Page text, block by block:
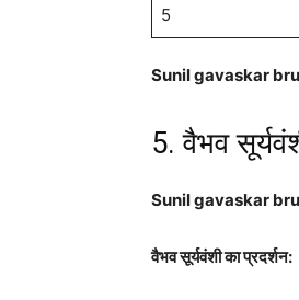
5
Sunil gavaskar
5. वैभव
Sunil gavaskar
वैभव सूर्यवंशी का प्रदर्शन: